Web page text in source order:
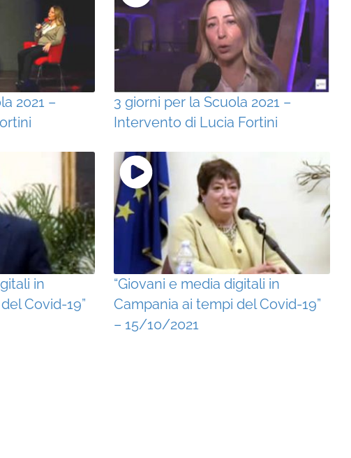
2021 –
3 giorni per la Scuola 2021 –
Intervento di Lucia Fortini
in
Covid-19”
“Giovani e media digitali in
Campania ai tempi del Covid-19”
– 15/10/2021